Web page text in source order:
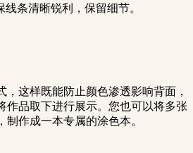
条清晰锐利，保留细节。
，这样既能防止颜色渗透影响背面，
作品取下进行展示。您也可以将多张
作成一本专属的涂色本。